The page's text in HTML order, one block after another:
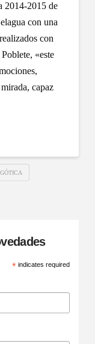
2014-2015 de
con una
con
«este
capaz
*indicates required